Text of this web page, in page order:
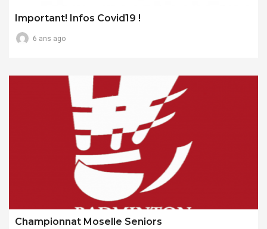
Important! Infos Covid19 !
6 ans ago
Championnat Moselle Seniors